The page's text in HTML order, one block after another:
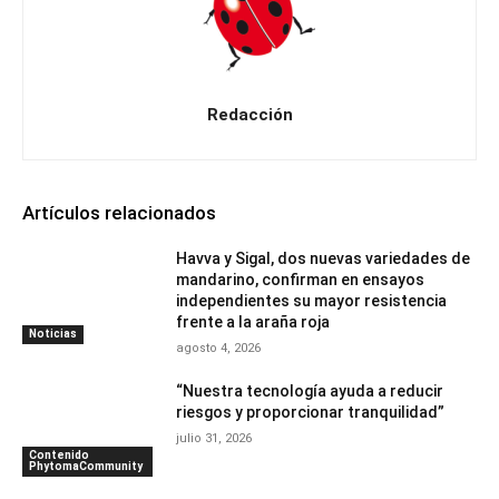
Redacción
Artículos relacionados
Noticias
Havva y Sigal, dos nuevas variedades de
mandarino, confirman en ensayos
independientes su mayor resistencia
frente a la araña roja
agosto 4, 2026
Contenido
PhytomaCommunity
“Nuestra tecnología ayuda a reducir
riesgos y proporcionar tranquilidad”
julio 31, 2026